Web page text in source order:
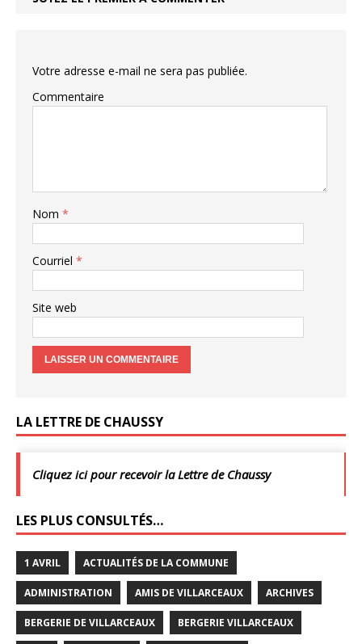
Votre adresse e-mail ne sera pas publiée.
Commentaire
Nom *
Courriel *
Site web
LA LETTRE DE CHAUSSY
Cliquez ici pour recevoir la Lettre de Chaussy
LES PLUS CONSULTÉS…
1 AVRIL ACTUALITÉS DE LA COMMUNE
ADMINISTRATION AMIS DE VILLARCEAUX ARCHIVES
BERGERIE DE VILLARCEAUX BERGERIE VILLARCEAUX